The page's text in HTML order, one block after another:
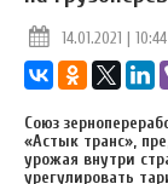
14.01.2021 | 10:44
Союз
«Астык транс»,
урожая внутри
урегулировать